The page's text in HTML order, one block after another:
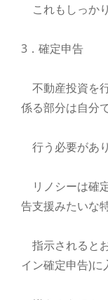
これもしっか
3．確定申告
不動産投資を
係る部分は自分
行う必要があり
リノシーは確
告支援みたいな
指示されると
イン確定申告)に